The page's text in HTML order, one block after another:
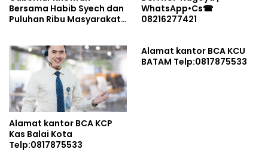
Bersama Habib Syech dan
Puluhan Ribu Masyarakat
81 RI di Grahadi: Doakan
Pahlawan Pejuang Bangsa
Sekaligus Ikhtiar Jaga
Indonesia dan Kuatkan
Persatuan
WhatsApp•Cs☎
08216277421
Alamat kantor BCA KCP
Kas Balai Kota
Telp:0817875533
Alamat kantor BCA KCU
BATAM Telp:0817875533